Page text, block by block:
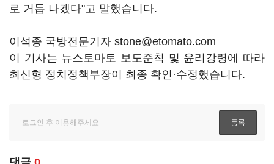
로 거듭 나겠다"고 말했습니다.
이석종 국방전문기자 stone@etomato.com
이 기사는 뉴스토마토 보도준칙 및 윤리강령에 따라
최신형 정치정책부장이 최종 확인·수정했습니다.